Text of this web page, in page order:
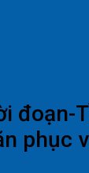
đoạn-
phục